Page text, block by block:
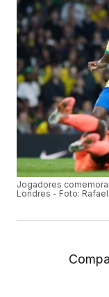
Jogadores
Londres - Foto: